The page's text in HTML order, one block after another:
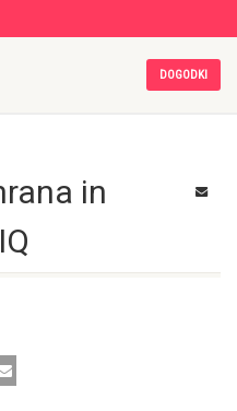
DOGODKI
in